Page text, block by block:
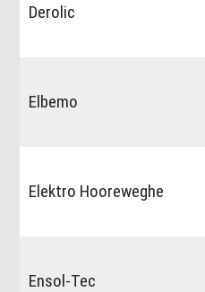
Derolic
Elbemo
Elektro Hooreweghe
Ensol-Tec